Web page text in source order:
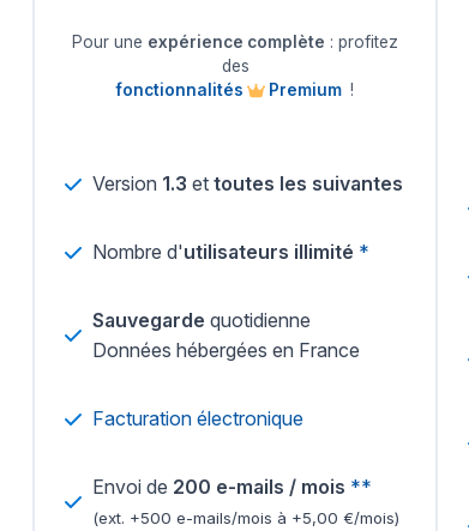
Pour une expérience complète : profitez
des
fonctionnalités
Premium !
Version 1.3 et toutes les suivantes
Nombre d'utilisateurs illimité *
Sauvegarde quotidienne
Données hébergées en France
Facturation électronique
Envoi de 200 e-mails / mois **
(ext. +500 e-mails/mois à +5,00 €/mois)